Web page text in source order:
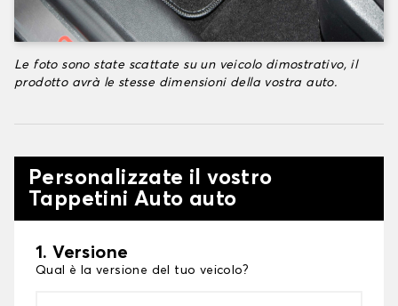
Le foto sono state scattate su un veicolo dimostrativo, il
prodotto avrà le stesse dimensioni della vostra auto.
Personalizzate il vostro
Tappetini Auto auto
1. Versione
Qual è la versione del tuo veicolo?